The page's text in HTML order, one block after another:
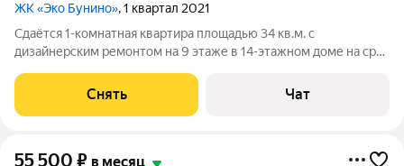
ЖК «Эко Бунино», 1 квартал 2021
Сдаётся 1-комнатная квартира площадью 34 кв.м. с
дизайнерским ремонтом на 9 этаже в 14-этажном доме на срок
Стиральная машина Холодильник Посудомоечная машина
Снять Чат
55 500 ₽ в месяц